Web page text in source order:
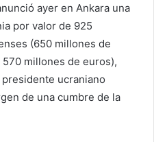
ayer en Ankara una
por valor de 925
(650 millones de
millones de euros),
ucraniano
de una cumbre de la